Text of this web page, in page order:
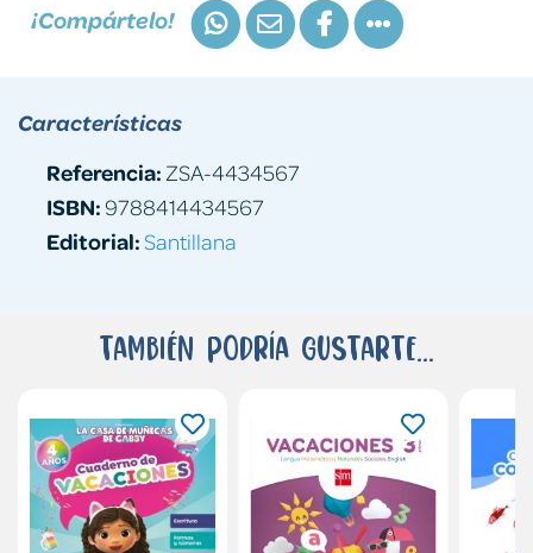
¡Compártelo!
Características
Referencia: ZSA-4434567
ISBN:9788414434567
Editorial:Santillana
También podría gustarte...